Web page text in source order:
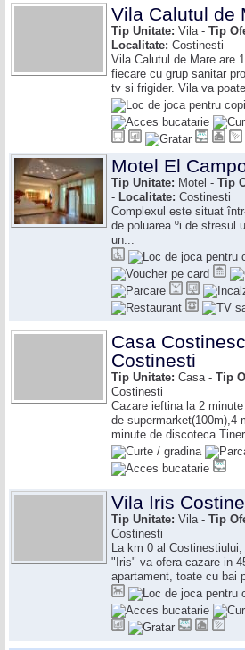
Vila Calutul de
Tip Unitate: Vila - Tip
Localitate: Costinesti
Vila Calutul de Mare are
fiecare cu grup sanitar
tv si frigider. Vila va
Motel El
Tip Unitate: Motel - Tip
- Localitate: Costinesti
Complexul este situat
de poluarea ºi de stresul
un...
Casa
Costinesti
Tip Unitate: Casa - Tip
Costinesti
Cazare ieftina la 2
de supermarket(100m),4
minute de discoteca
Vila Iris
Tip Unitate: Vila - Tip
Costinesti
La km 0 al
"Iris" va ofera cazare in
apartament, toate cu bai